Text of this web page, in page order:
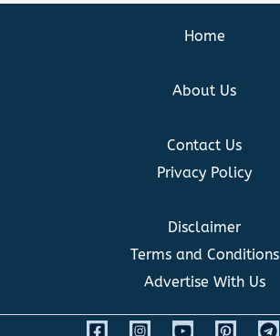
Home
About Us
Contact Us
Privacy Policy
Disclaimer
Terms and Conditions
Advertise With Us